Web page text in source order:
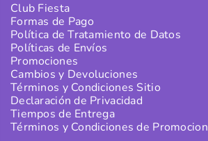
Club Fiesta
Formas de Pago
Política de Tratamiento de Datos
Políticas de Envíos
Promociones
Cambios y Devoluciones
Términos y Condiciones Sitio
Declaración de Privacidad
Tiempos de Entrega
Términos y Condiciones de